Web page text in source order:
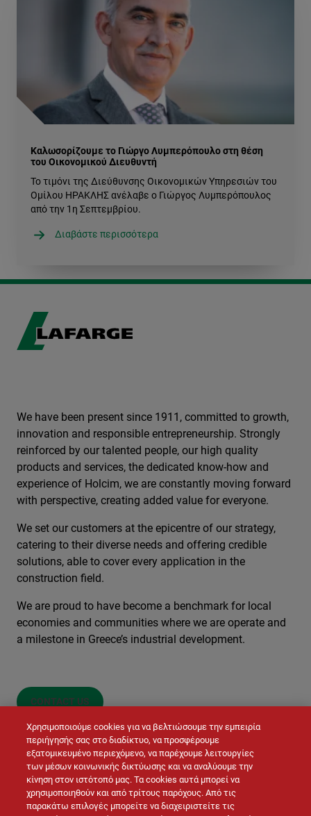
Καλωσορίζουμε το Γιώργο Λυμπερόπουλο στη θέση
του Οικονομικού Διευθυντή
Το τιμόνι της Διεύθυνσης Οικονομικών Υπηρεσιών του
Ομίλου ΗΡΑΚΛΗΣ ανέλαβε ο Γιώργος Λυμπερόπουλος
από την 1η Σεπτεμβρίου.
Διαβάστε περισσότερα
CONTACT US
We have been present since 1911, committed to growth,
innovation and responsible entrepreneurship. Strongly
reinforced by our talented people, our high quality
products and services, the dedicated know-how and
experience of Holcim, we are constantly moving forward
with perspective, creating added value for everyone.
We set our customers at the epicentre of our strategy,
catering to their diverse needs and offering credible
solutions, able to cover every application in the
construction field.
We are proud to have become a benchmark for local
economies and communities where we are operate and
a milestone in Greece’s industrial development.
Χρησιμοποιούμε cookies για να βελτιώσουμε την εμπειρία
περιήγησής σας στο διαδίκτυο, να προσφέρουμε
εξατομικευμένο περιεχόμενο, να παρέχουμε λειτουργίες
των μέσων κοινωνικής δικτύωσης και να αναλύουμε την
κίνηση στον ιστότοπό μας. Τα cookies αυτά μπορεί να
χρησιμοποιηθούν και από τρίτους παρόχους. Από τις
παρακάτω επιλογές μπορείτε να διαχειριστείτε τις